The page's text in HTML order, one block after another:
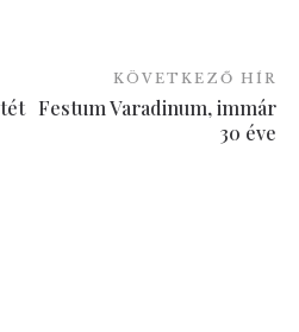
KÖVETKEZŐ HÍR
Festum Varadinum, immár
30 éve